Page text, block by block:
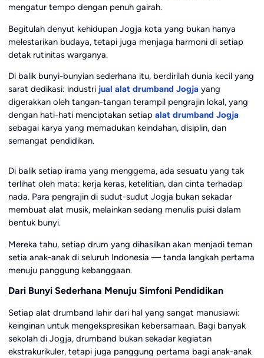
mengatur tempo dengan penuh gairah.
Begitulah denyut kehidupan Jogja kota yang bukan hanya
melestarikan budaya, tetapi juga menjaga harmoni di setiap
detak rutinitas warganya.
Di balik bunyi-bunyian sederhana itu, berdirilah dunia kecil yang
sarat dedikasi: industri jual alat drumband Jogjayang
digerakkan oleh tangan-tangan terampil pengrajin lokal, yang
dengan hati-hati menciptakan setiap alat drumband Jogja
sebagai karya yang memadukan keindahan, disiplin, dan
semangat pendidikan.
Di balik setiap irama yang menggema, ada sesuatu yang tak
terlihat oleh mata: kerja keras, ketelitian, dan cinta terhadap
nada. Para pengrajin di sudut-sudut Jogja bukan sekadar
membuat alat musik, melainkan sedang menulis puisi dalam
bentuk bunyi.
Mereka tahu, setiap drum yang dihasilkan akan menjadi teman
setia anak-anak di seluruh Indonesia — tanda langkah pertama
menuju panggung kebanggaan.
Dari Bunyi Sederhana Menuju Simfoni Pendidikan
Setiap alat drumband lahir dari hal yang sangat manusiawi:
keinginan untuk mengekspresikan kebersamaan. Bagi banyak
sekolah di Jogja, drumband bukan sekadar kegiatan
ekstrakurikuler, tetapi juga panggung pertama bagi anak-anak